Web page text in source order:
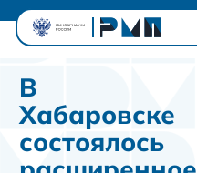
Студентам
Университетам
Ключевые проекты
В
Хабаровске
состоялось